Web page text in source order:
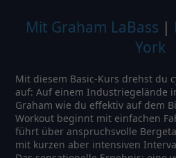
Mit Graham LaBass |
York
Mit diesem Basic-Kurs drehst du
auf: Auf einem Industriegelände
Graham wie du effektiv auf dem
Workout beginnt mit einfachen
führt über anspruchsvolle
mit kurzen aber intensiven